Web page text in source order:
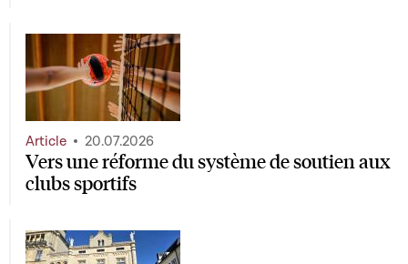
Vers une réforme du système de soutien aux
clubs sportifs
Article 20.07.2026